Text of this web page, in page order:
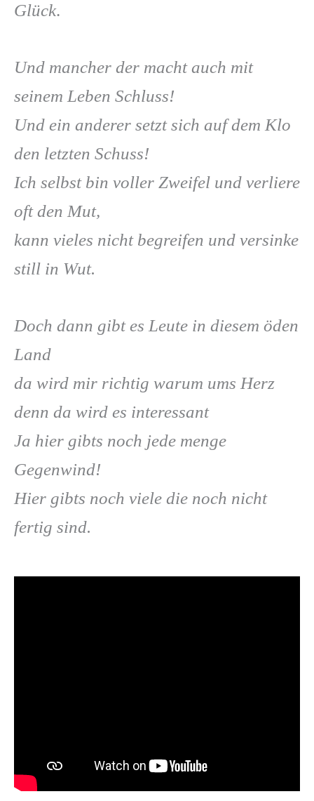
Glück.
Und mancher der macht auch mit
seinem Leben Schluss!
Und ein anderer setzt sich auf dem Klo
den letzten Schuss!
Ich selbst bin voller Zweifel und verliere
oft den Mut,
kann vieles nicht begreifen und versinke
still in Wut.
Doch dann gibt es Leute in diesem öden
Land
da wird mir richtig warum ums Herz
denn da wird es interessant
Ja hier gibts noch jede menge
Gegenwind!
Hier gibts noch viele die noch nicht
fertig sind.